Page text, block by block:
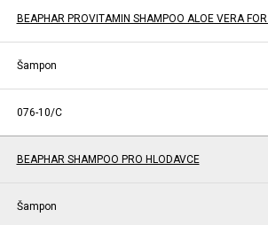
BEAPHAR PROVITAMIN SHAMPOO ALOE VERA
Šampon
076-10/C
BEAPHAR SHAMPOO PRO HLODAVCE
Šampon